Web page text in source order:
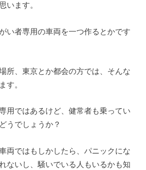
います。
い者専用の車両を一つ作るとかです
所、東京とか都会の方では、そんな
す。
用ではあるけど、健常者も乗ってい
うでしょうか？
両ではもしかしたら、パニックにな
ないし、騒いでいる人もいるかも知